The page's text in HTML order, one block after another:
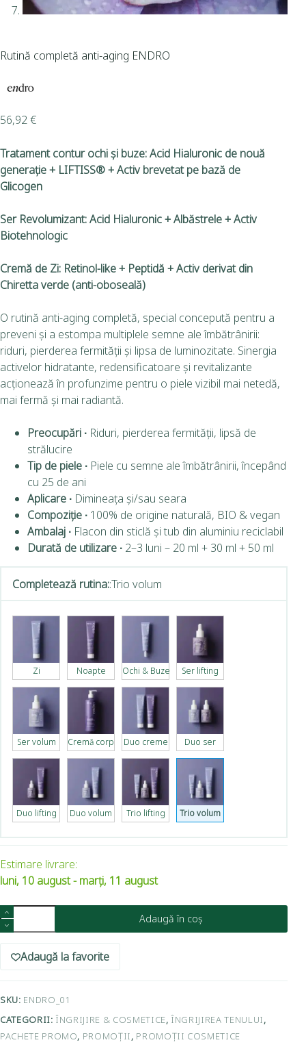
Rutină completă anti-aging ENDRO
56,92€
Tratament contur ochi și buze: Acid Hialuronic de nouă
generație + LIFTISS® + Activ brevetat pe bază de
Glicogen
Ser Revolumizant: Acid Hialuronic + Albăstrele + Activ
Biotehnologic
Cremă de Zi: Retinol-like + Peptidă + Activ derivat din
Chiretta verde (anti-oboseală)
O rutină anti-aging completă, special concepută pentru a
preveni și a estompa multiplele semne ale îmbătrânirii:
riduri, pierderea fermității și lipsa de luminozitate. Sinergia
activelor hidratante, redensificatoare și revitalizante
acționează în profunzime pentru o piele vizibil mai netedă,
mai fermă și mai radiantă.
Preocupări ∙ Riduri, pierderea fermității, lipsă de
strălucire
Tip de piele ∙ Piele cu semne ale îmbătrânirii, începând
cu 25 de ani
Aplicare ∙ Dimineața și/sau seara
Compoziție ∙ 100% de origine naturală, BIO & vegan
Ambalaj ∙ Flacon din sticlă și tub din aluminiu reciclabil
Durată de utilizare ∙ 2–3 luni – 20 ml + 30 ml + 50 ml
Completează rutina::Trio volum
Zi Noapte Ochi & Buze Ser lifting
Ser volum Cremă corp Duo creme Duo ser
Duo lifting Duo volum Trio lifting Trio volum
Estimare livrare:
luni, 10 august - marți, 11 august
Adaugă în coș
Adaugă la favorite
SKU: ENDRO_01
CATEGORII: ÎNGRIJIRE & COSMETICE, ÎNGRIJIREA TENULUI,
PACHETE PROMO, PROMOȚII, PROMOȚII COSMETICE